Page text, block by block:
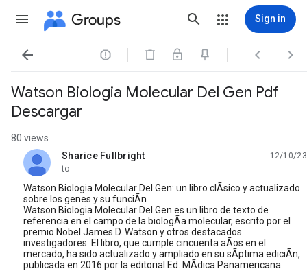
Groups Sign in
   
Watson Biologia Molecular Del Gen Pdf
Descargar
80 views
Sharice Fullbright
unread,
12/10/23
to
Watson Biologia Molecular Del Gen: un libro clÃsico y actualizado
sobre los genes y su funciÃn
Watson Biologia Molecular Del Gen es un libro de texto de
referencia en el campo de la biologÃa molecular, escrito por el
premio Nobel James D. Watson y otros destacados
investigadores. El libro, que cumple cincuenta aÃos en el
mercado, ha sido actualizado y ampliado en su sÃptima ediciÃn,
publicada en 2016 por la editorial Ed. MÃdica Panamericana.